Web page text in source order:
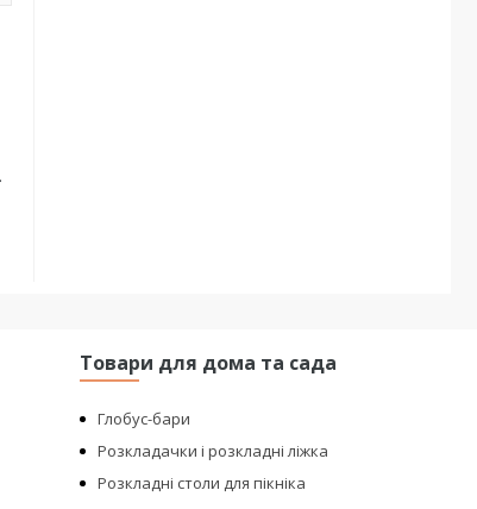
Товари для дома та сада
Глобус-бари
Розкладачки і розкладні ліжка
Розкладні столи для пікніка